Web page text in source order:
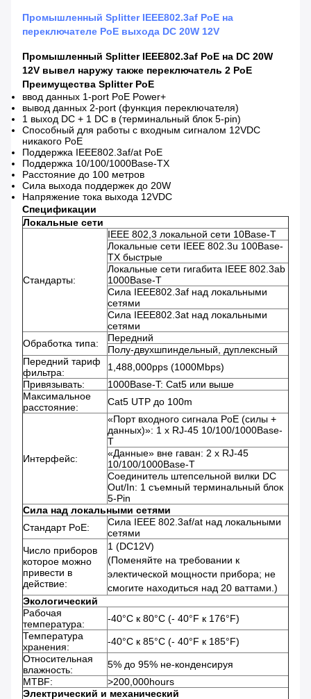
Промышленный Splitter IEEE802.3af PoE на
переключателе PoE выхода DC 20W 12V
Промышленный Splitter IEEE802.3af PoE на DC 20W
12V вывел наружу также переключатель 2 PoE
Преимущества Splitter PoE
ввод данных 1-port PoE Power+
вывод данных 2-port (функция переключателя)
1 выход DC + 1 DC в (терминальный блок 5-pin)
Способный для работы с входным сигналом 12VDC
никакого PoE
Поддержка IEEE802.3af/at PoE
Поддержка 10/100/1000Base-TX
Расстояние до 100 метров
Сила выхода поддержек до 20W
Напряжение тока выхода 12VDC
Спецификации
Локальные сети
Стандарты:
IEEE 802,3 локальной сети 10Base-T
Локальные сети IEEE 802.3u 100Base-
TX быстрые
Локальные сети гигабита IEEE 802.3ab
1000Base-T
Сила IEEE802.3af над локальными
сетями
Сила IEEE802.3at над локальными
сетями
Обработка типа:
Передний
Полу-двухшпиндельный, дуплексный
Передний тариф
фильтра:
1,488,000pps (1000Mbps)
Привязывать:
1000Base-T: Cat5 или выше
Максимальное
расстояние:
Cat5 UTP до 100m
Интерфейс:
«Порт входного сигнала PoE (силы +
данных)»: 1 x RJ-45 10/100/1000Base-
T
«Данные» вне гаван: 2 x RJ-45
10/100/1000Base-T
Соединитель штепсельной вилки DC
Out/In: 1 съемный терминальный блок
5-Pin
Сила над локальными сетями
Стандарт PoE:
Сила IEEE 802.3af/at над локальными
сетями
Число приборов
которое можно
привести в
действие:
1 (DC12V)
(Поменяйте на требовании к
электической мощности прибора; не
смогите находиться над 20 ваттами.)
Экологический
Рабочая
температура:
-40°C к 80°C (- 40°F к 176°F)
Температура
хранения:
-40°C к 85°C (- 40°F к 185°F)
Относительная
влажность:
5% до 95% не-конденсируя
MTBF:
>200,000hours
Электрический и механический